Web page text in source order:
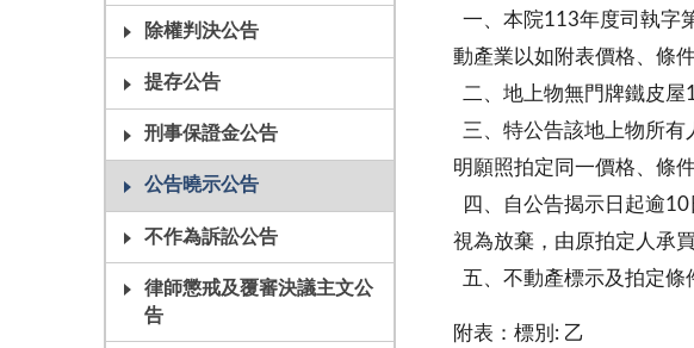
除權判決公告
提存公告
刑事保證金公告
公告曉示公告
不作為訴訟公告
律師懲戒及覆審決議主文公
告
一、本院113年度司執字
動產業以如附表價格、條件
二、地上物無門牌鐵皮屋
三、特公告該地上物所
明願照拍定同一價格、條
四、自公告揭示日起逾
視為放棄，由原拍定人承買
五、不動產標示及拍定條
附表：標別: 乙